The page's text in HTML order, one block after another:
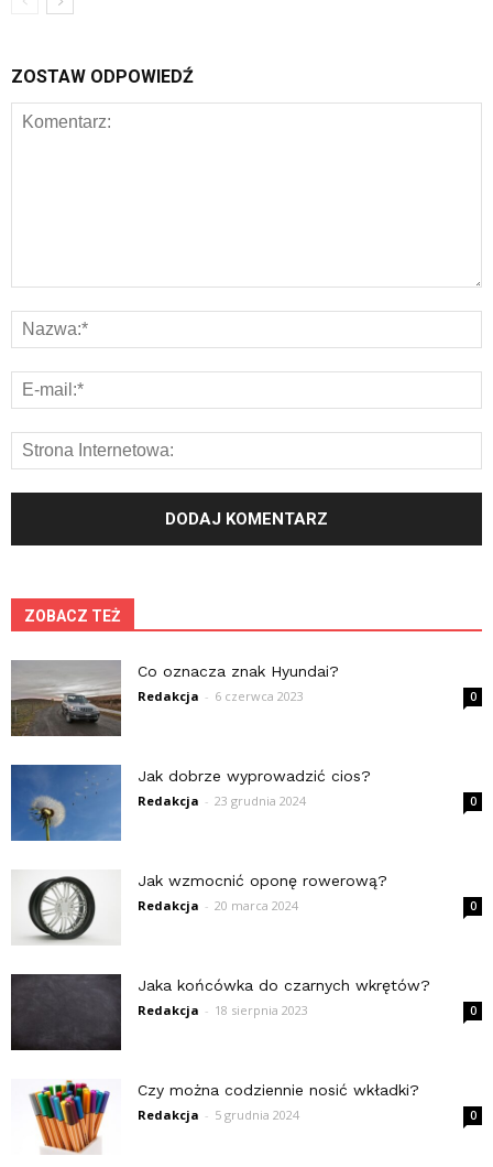
ZOSTAW ODPOWIEDŹ
ZOBACZ TEŻ
Co oznacza znak Hyundai?
Redakcja - 6 czerwca 2023 0
Jak dobrze wyprowadzić cios?
Redakcja - 23 grudnia 2024 0
Jak wzmocnić oponę rowerową?
Redakcja - 20 marca 2024 0
Jaka końcówka do czarnych wkrętów?
Redakcja - 18 sierpnia 2023 0
Czy można codziennie nosić wkładki?
Redakcja - 5 grudnia 2024 0